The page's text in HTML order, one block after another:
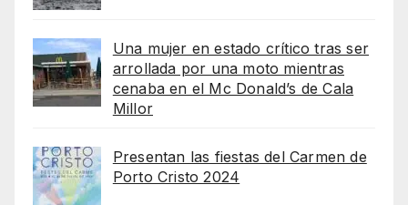
Una mujer en estado crítico tras ser
arrollada por una moto mientras
cenaba en el Mc Donald’s de Cala
Millor
Presentan las fiestas del Carmen de
Porto Cristo 2024